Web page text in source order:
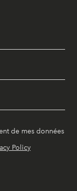
de mes données
Policy